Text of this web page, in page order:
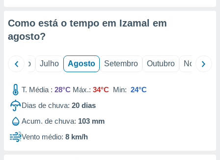
através
estudos
de
Como está o tempo em Izamal em
agosto?
Junho Julho Agosto Setembro Outubro Novembro
T. Média : 28°C Máx.: 34°C Min: 24°C
Dias de chuva: 20 dias
Acum. de chuva: 103 mm
Vento médio: 8 km/h